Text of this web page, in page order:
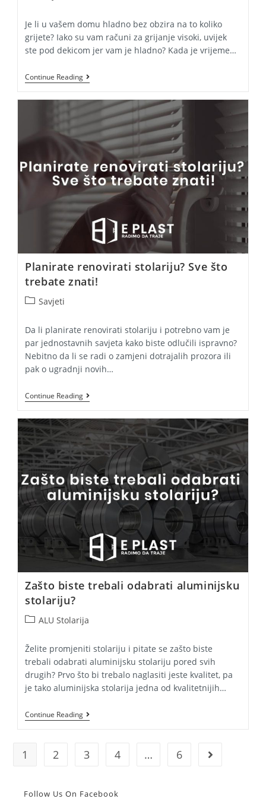
Je li u vašem domu hladno bez obzira na to koliko
grijete? Iako su vam računi za grijanje visoki, uvijek
ste pod dekicom jer vam je hladno? Kada je vrijeme…
Continue ReadingKada
Je
Mijenjati
Stolariju?
Znakova
Koje
Smijete
Zanemariti!
Planirate renovirati stolariju? Sve što
trebate znati!
PostSavjeti
Da li planirate renovirati stolariju i potrebno vam je
par jednostavnih savjeta kako biste odlučili ispravno?
Nebitno da li se radi o zamjeni dotrajalih prozora ili
pak o ugradnji novih…
Continue ReadingPlanirate
Renovirati
Sve
Što
Trebate
Znati!
Zašto biste trebali odabrati aluminijsku
stolariju?
PostALU Stolarija
Želite promjeniti stolariju i pitate se zašto biste
trebali odabrati aluminijsku stolariju pored svih
drugih? Prvo što bi trebalo naglasiti jeste kvalitet, pa
je tako aluminijska stolarija jedna od kvalitetnijih…
Continue ReadingZašto
Biste
Aluminijsku
Stolariju?
1 2 3 4 … 6 Go to the
Follow Us On Facebook